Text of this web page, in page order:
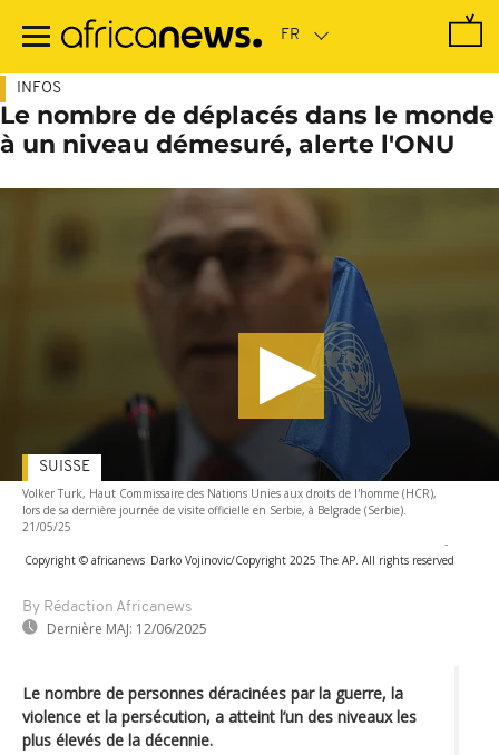
contenu
INFOS
Le nombre de déplacés dans le monde
à un niveau démesuré, alerte l'ONU
Volker Turk, Haut Commissaire des Nations Unies aux droits de l'homme (HCR),
lors de sa dernière journée de visite officielle en Serbie, à Belgrade (Serbie).
21/05/25
-
Copyright © africanews Darko Vojinovic/Copyright 2025 The AP. All rights reserved
By Rédaction Africanews
Dernière MAJ: 12/06/2025
SUISSE
Le nombre de personnes déracinées par la guerre, la
violence et la persécution, a atteint l’un des niveaux les
plus élevés de la décennie.